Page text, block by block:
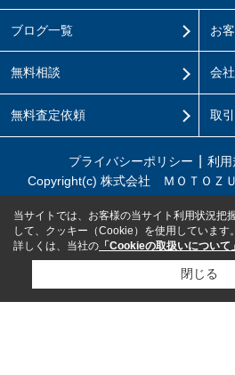
ブログ一覧
無料相談
無料査定依頼
お
会
取
プライバシーポリシー 利用
Copyright(c) 株式会社 ＭＯＴＯＺ
当サイトでは、お客様の当サイト利用状況把
して、クッキー（Cookie）を使用しています。
詳しくは、当社の 「Cookieの取扱いについて」
閉じる